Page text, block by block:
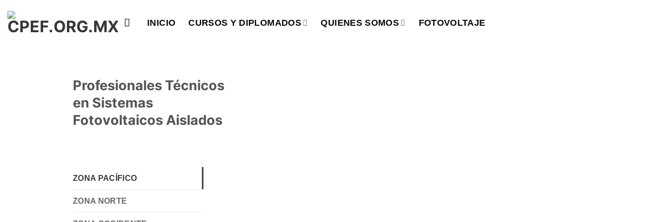
contenido
INICIO CURSOS Y DIPLOMADOS QUIENES SOMOS FOTOVOLTAJE
Profesionales Técnicos
en Sistemas
Fotovoltaicos Aislados
ZONA PACÍFICO
ZONA NORTE